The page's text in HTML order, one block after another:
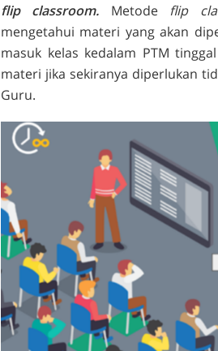
flip classroom. Metode flip
mengetahui materi yang akan
masuk kelas kedalam PTM
materi jika sekiranya diperlukan
Guru.